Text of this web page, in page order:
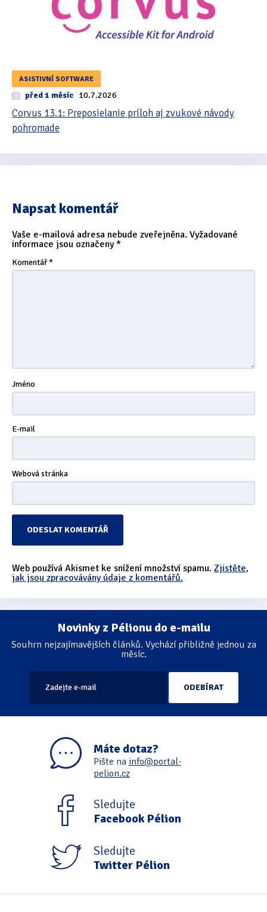
ASISTIVNÍ SOFTWARE
před 1 měsíc 10.7.2026
Corvus 13.1: Preposielanie príloh aj zvukové návody
pohromade
Napsat komentář
Vaše e-mailová adresa nebude zveřejněna. Vyžadované
informace jsou označeny*
Komentář*
Jméno
E-mail
Webová stránka
Web používá Akismet ke snížení množství spamu. Zjistěte,
jak jsou zpracovávány údaje z komentářů.
Novinky z Pélionu do e-mailu
Souhrn nejzajímavějších článků. Vychází přibližně jednou za
měsíc.
Máte dotaz?
Pište na info@portal-
pelion.cz
Sledujte
Facebook Pélion
Sledujte
Twitter Pélion